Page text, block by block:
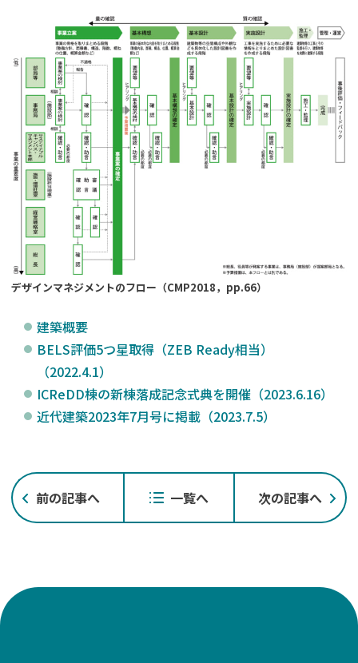
デザインマネジメントのフロー（CMP2018，pp.66）
建築概要
BELS評価5つ星取得（ZEB Ready相当）
（2022.4.1）
ICReDD棟の新棟落成記念式典を開催（2023.6.16）
近代建築2023年7月号に掲載（2023.7.5）
稿
ナ
前の記事へ 一覧へ 次の記事へ